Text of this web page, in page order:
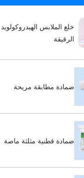
خلع الملابس الهيدروكولويد
الرقيقة
ضمادة مطابقة مريحة
ضمادة قطنية مثلثة ماصة